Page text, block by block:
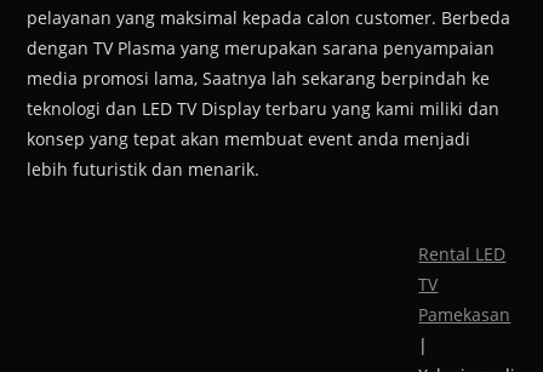
pelayanan yang maksimal kepada calon customer. Berbeda
dengan TV Plasma yang merupakan sarana penyampaian
media promosi lama, Saatnya lah sekarang berpindah ke
teknologi dan LED TV Display terbaru yang kami miliki dan
konsep yang tepat akan membuat event anda menjadi
lebih futuristik dan menarik.
Rental LED
TV
Pamekasan
|